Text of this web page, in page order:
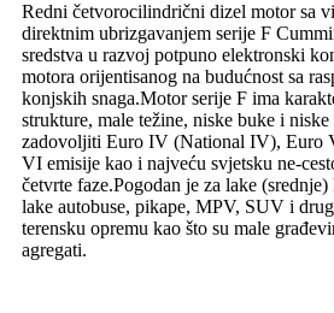
Redni četvorocilindrični dizel motor sa
direktnim ubrizgavanjem serije F
sredstva u razvoj potpuno elektronski
motora orijentisanog na budućnost sa
konjskih snaga.Motor serije F ima
strukture, male težine, niske buke i
zadovoljiti Euro IV (National IV), Euro
VI emisije kao i najveću svjetsku ne-
četvrte faze.Pogodan je za lake
lake autobuse, pikape, MPV, SUV i
terensku opremu kao što su male
agregati.